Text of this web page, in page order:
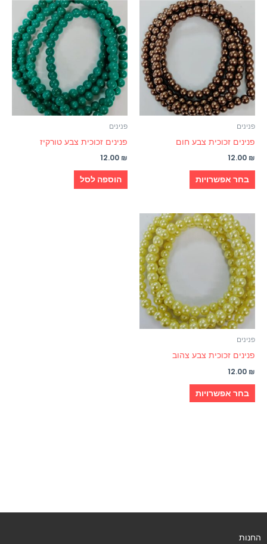
פנינים
פנינים זכוכית צבע חום
12.00 ₪
בחר אפשרויות
למוצר
זה
סוגים.
ניתן
לבחור
את
בעמוד
פנינים
פנינים זכוכית צבע טורקיז
12.00 ₪
הוספה לסל
פנינים
פנינים זכוכית צבע צהוב
12.00 ₪
בחר אפשרויות
למוצר
זה
סוגים.
לבחור
את
בעמוד
החנות